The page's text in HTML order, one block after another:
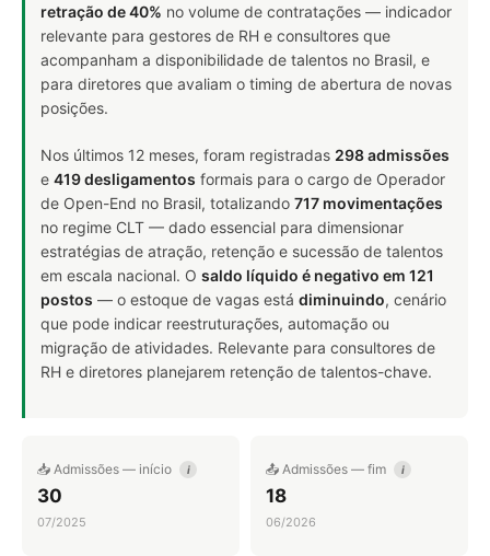
retração de 40% no volume de contratações — indicador
relevante para gestores de RH e consultores que
acompanham a disponibilidade de talentos no Brasil, e
para diretores que avaliam o timing de abertura de novas
posições.
Nos últimos 12 meses, foram registradas 298 admissões
e 419 desligamentos formais para o cargo de Operador
de Open-End no Brasil, totalizando 717 movimentações
no regime CLT — dado essencial para dimensionar
estratégias de atração, retenção e sucessão de talentos
em escala nacional. O saldo líquido é negativo em 121
postos — o estoque de vagas está diminuindo, cenário
que pode indicar reestruturações, automação ou
migração de atividades. Relevante para consultores de
RH e diretores planejarem retenção de talentos-chave.
📥 Admissões — início i
30
07/2025
📤 Admissões — fim i
18
06/2026